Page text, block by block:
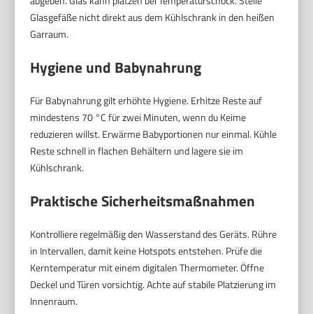
Glasgefäße nicht direkt aus dem Kühlschrank in den heißen
Garraum.
Hygiene und Babynahrung
Für Babynahrung gilt erhöhte Hygiene. Erhitze Reste auf
mindestens 70 °C für zwei Minuten, wenn du Keime
reduzieren willst. Erwärme Babyportionen nur einmal. Kühle
Reste schnell in flachen Behältern und lagere sie im
Kühlschrank.
Praktische Sicherheitsmaßnahmen
Kontrolliere regelmäßig den Wasserstand des Geräts. Rühre
in Intervallen, damit keine Hotspots entstehen. Prüfe die
Kerntemperatur mit einem digitalen Thermometer. Öffne
Deckel und Türen vorsichtig. Achte auf stabile Platzierung im
Innenraum.